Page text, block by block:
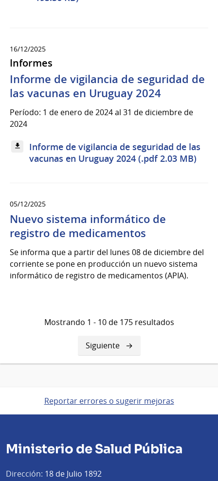
16/12/2025
Informes
Informe de vigilancia de seguridad de
las vacunas en Uruguay 2024
Período: 1 de enero de 2024 al 31 de diciembre de
2024
Informe de vigilancia de seguridad de las
vacunas en Uruguay 2024 (.pdf 2.03 MB)
05/12/2025
Nuevo sistema informático de
registro de medicamentos
Se informa que a partir del lunes 08 de diciembre del
corriente se pone en producción un nuevo sistema
informático de registro de medicamentos (APIA).
Mostrando 1 - 10 de 175 resultados
Siguiente
página
Siguiente
Reportar errores o sugerir mejoras
Ministerio de Salud Pública
Dirección: 18 de Julio 1892